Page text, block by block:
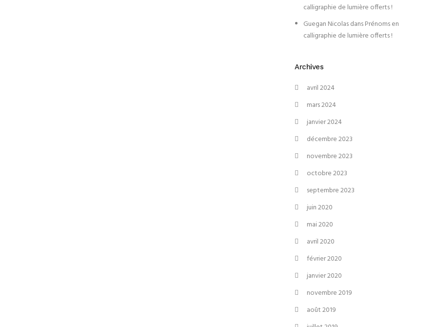
calligraphie de lumière offerts !
Guegan NicolasdansPrénoms en
calligraphie de lumière offerts !
Archives
avril 2024
mars 2024
janvier 2024
décembre 2023
novembre 2023
octobre 2023
septembre 2023
juin 2020
mai 2020
avril 2020
février 2020
janvier 2020
novembre 2019
août 2019